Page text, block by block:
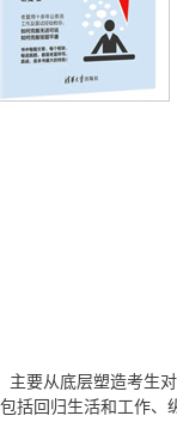
主要从底层塑造考生
括回归生活和工作、